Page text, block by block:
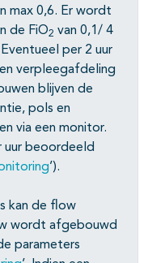
max 0,6. Er wordt
de FiO2 van 0,1/ 4
per 2 uur
verpleegafdeling
blijven de
pols en
via een monitor.
uur beoordeeld
’).
kan de flow
wordt afgebouwd
parameters